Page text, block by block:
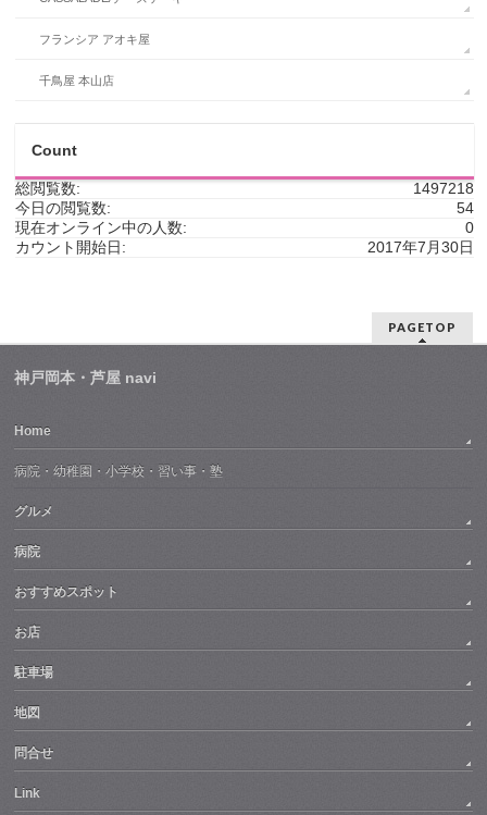
フランシア アオキ屋
千鳥屋 本山店
Count
1497218
総閲覧数:
54
今日の閲覧数:
0
現在オンライン中の人数:
2017年7月30日
カウント開始日:
PAGETOP
神戸岡本・芦屋 navi
Home
病院・幼稚園・小学校・習い事・塾
グルメ
病院
おすすめスポット
お店
駐車場
地図
問合せ
Link